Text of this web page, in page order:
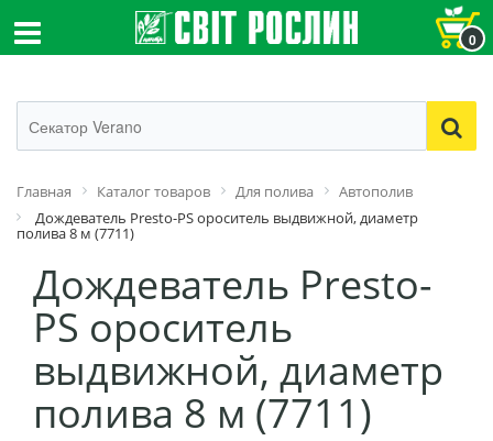
0
Главная Каталог товаров Для полива
Автополив
Дождеватель Presto-PS ороситель выдвижной, диаметр
полива 8 м (7711)
Дождеватель Presto-
PS ороситель
выдвижной, диаметр
полива 8 м (7711)